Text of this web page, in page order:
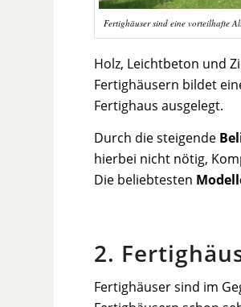
Fertighäuser sind eine vorteilhafte
Holz, Leichtbeton und
Fertighäusern bildet
Fertighaus ausgelegt.
Durch die steigende
hierbei nicht nötig,
Die beliebtesten
2.
Fertighäuser sind im